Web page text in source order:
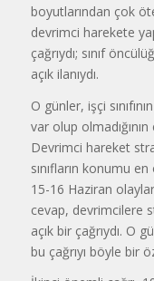
boyutlarından çok
devrimci harekete
çağrıydı; sınıf
açık ilanıydı.
O günler, işçi
var olup
Devrimci hareket
sınıfların konumu
15-16 Haziran
cevap, devrimcilere
açık bir çağrıydı. O
bu çağrıyı böyle bir